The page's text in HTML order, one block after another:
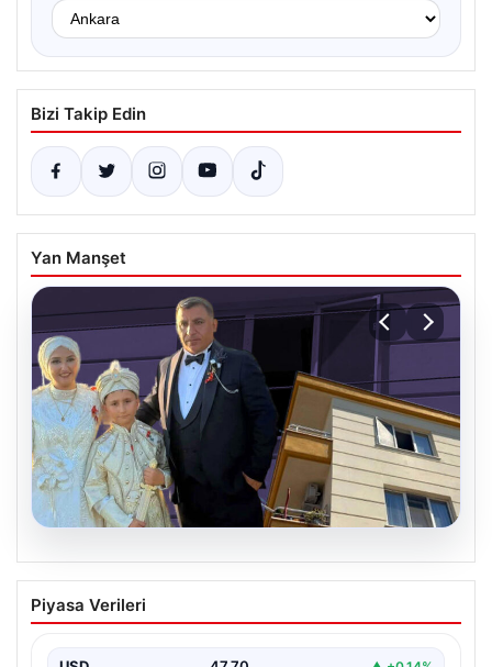
Bizi Takip Edin
Yan Manşet
06.08.2026
Çanakkale’de böcek ilaçlaması felakete
dönüştü. Yusuf öldü, annesi yoğun
Piyasa Verileri